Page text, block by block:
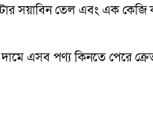
সয়াবিন তেল এবং এক কেজি
এসব পণ্য কিনতে পেরে